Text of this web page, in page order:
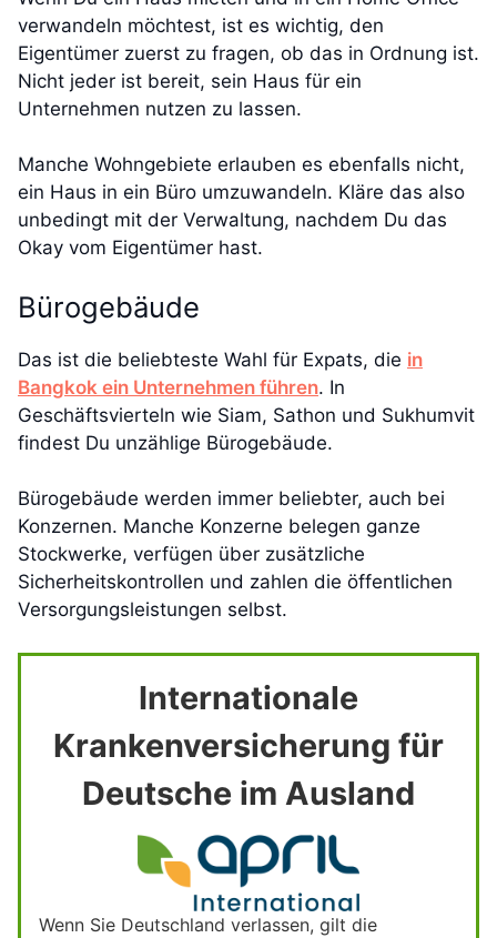
verwandeln möchtest, ist es wichtig, den
Eigentümer zuerst zu fragen, ob das in Ordnung ist.
Nicht jeder ist bereit, sein Haus für ein
Unternehmen nutzen zu lassen.
Manche Wohngebiete erlauben es ebenfalls nicht,
ein Haus in ein Büro umzuwandeln. Kläre das also
unbedingt mit der Verwaltung, nachdem Du das
Okay vom Eigentümer hast.
Bürogebäude
Das ist die beliebteste Wahl für Expats, die in
Bangkok ein Unternehmen führen. In
Geschäftsvierteln wie Siam, Sathon und Sukhumvit
findest Du unzählige Bürogebäude.
Bürogebäude werden immer beliebter, auch bei
Konzernen. Manche Konzerne belegen ganze
Stockwerke, verfügen über zusätzliche
Sicherheitskontrollen und zahlen die öffentlichen
Versorgungsleistungen selbst.
Internationale
Krankenversicherung für
Deutsche im Ausland
Wenn Sie Deutschland verlassen, gilt die